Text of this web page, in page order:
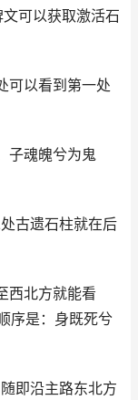
可以获取激活石
可以看到第一处
子魂魄兮为鬼
古遗石柱就在后
西北方就能看
序是：身既死兮
即沿主路东北方